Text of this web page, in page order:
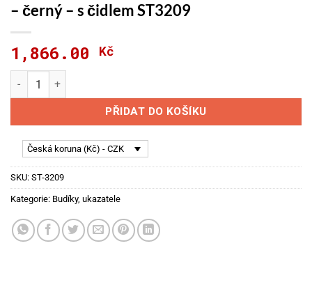
– černý – s čidlem ST3209
1,866.00 Kč
Stack Ukazatel- budík teploty oleje 52mm - černý - s čidlem
PŘIDAT DO KOŠÍKU
Česká koruna (Kč) - CZK
SKU: ST-3209
Kategorie: Budíky, ukazatele